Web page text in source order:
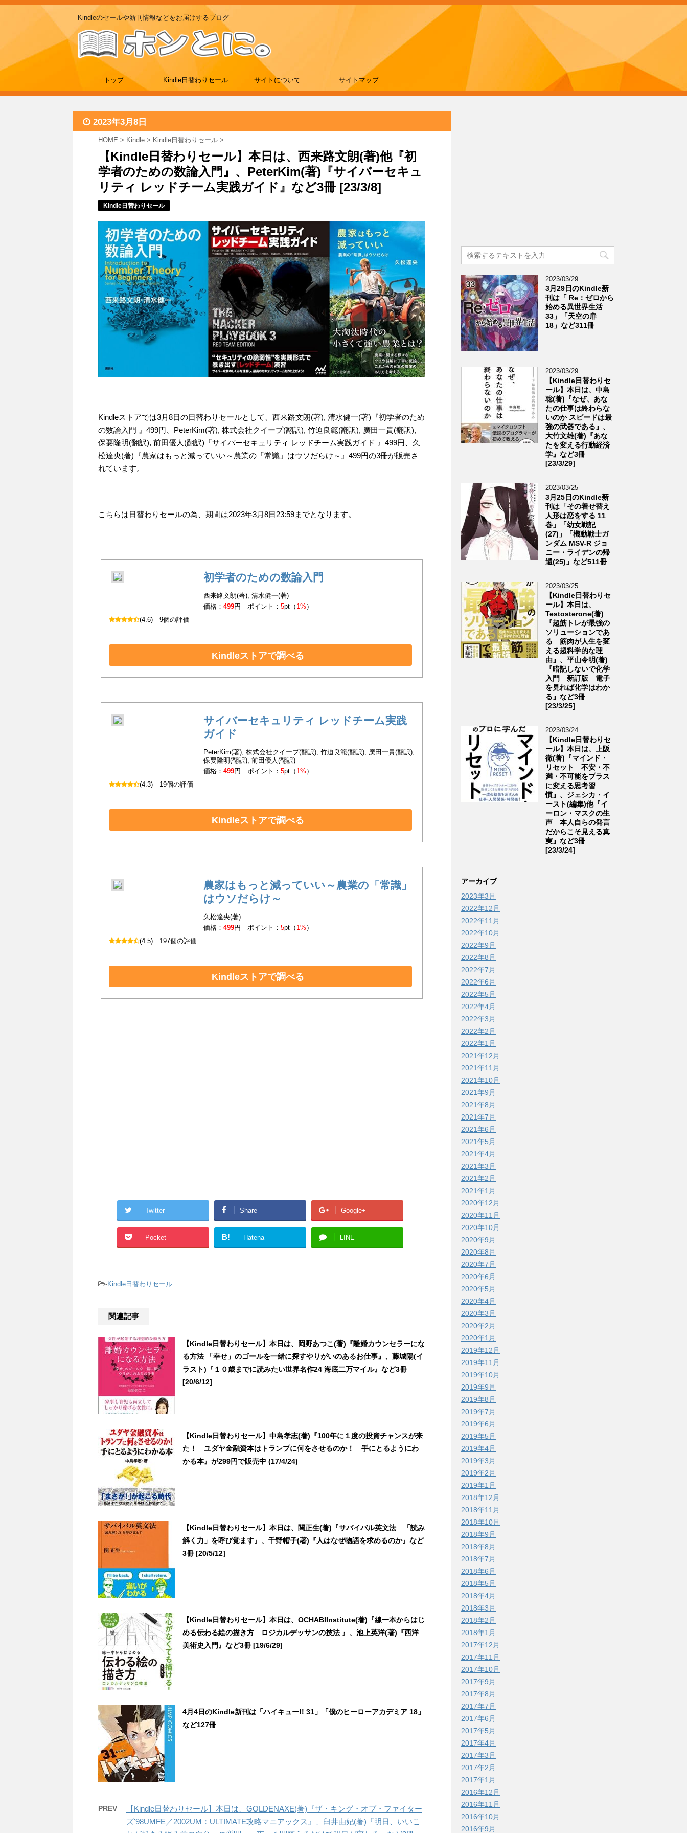
Kindleのセールや新刊情報などをお届けするブログ
トップ Kindle日替わりセール サイトについて サイトマップ
2023年3月8日
HOME > Kindle > Kindle日替わりセール >
【Kindle日替わりセール】本日は、西来路文朗(著)他『初
学者のための数論入門』、PeterKim(著)『サイバーセキュ
リティ レッドチーム実践ガイド』など3冊 [23/3/8]
Kindle日替わりセール
Kindleストアでは3月8日の日替わりセールとして、西来路文朗(著), 清水健一(著)『初学者のため
の数論入門 』499円、PeterKim(著), 株式会社クイープ(翻訳), 竹迫良範(翻訳), 廣田一貴(翻訳),
保要隆明(翻訳), 前田優人(翻訳)『サイバーセキュリティ レッドチーム実践ガイド 』499円、久
松達央(著)『農家はもっと減っていい～農業の「常識」はウソだらけ～』499円の3冊が販売さ
れています。
こちらは日替わりセールの為、期間は2023年3月8日23:59までとなります。
初学者のための数論入門
西来路文朗(著), 清水健一(著)
価格：499円 ポイント：5pt（ 1% ）
(4.6) 9個の評価
Kindleストアで調べる
サイバーセキュリティ レッドチーム実践
ガイド
PeterKim(著), 株式会社クイープ(翻訳), 竹迫良範(翻訳), 廣田一貴(翻訳),
保要隆明(翻訳), 前田優人(翻訳)
価格：499円 ポイント：5pt（ 1% ）
(4.3) 19個の評価
Kindleストアで調べる
農家はもっと減っていい～農業の「常識」
はウソだらけ～
久松達央(著)
価格：499円 ポイント：5pt（ 1% ）
(4.5) 197個の評価
Kindleストアで調べる
Twitter Share Google+
Pocket B! Hatena LINE
-Kindle日替わりセール
関連記事
【Kindle日替わりセール】本日は、岡野あつこ(著)『離婚カウンセラーにな
る方法 「幸せ」のゴールを一緒に探すやりがいのあるお仕事』、藤城陽(イ
ラスト)『１０歳までに読みたい世界名作24 海底二万マイル』など3冊
[20/6/12]
【Kindle日替わりセール】中島孝志(著)『100年に１度の投資チャンスが来
た！ ユダヤ金融資本はトランプに何をさせるのか！ 手にとるようにわ
かる本』が299円で販売中 (17/4/24)
【Kindle日替わりセール】本日は、関正生(著)『サバイバル英文法 「読み
解く力」を呼び覚ます』、千野帽子(著)『人はなぜ物語を求めるのか』など
3冊 [20/5/12]
【Kindle日替わりセール】本日は、OCHABIInstitute(著)『線一本からはじ
める伝わる絵の描き方 ロジカルデッサンの技法 』、池上英洋(著)『西洋
美術史入門』など3冊 [19/6/29]
4月4日のKindle新刊は「ハイキュー!! 31」「僕のヒーローアカデミア 18」
など127冊
PREV
【Kindle日替わりセール】本日は、GOLDENAXE(著)『ザ・キング・オブ・ファイター
ズ'98UMFE／2002UM：ULTIMATE攻略マニアックス』、臼井由妃(著)『明日、いいこ
2023/03/29
3月29日のKindle新
刊は「 Re：ゼロから
始める異世界生活
33」「天空の扉
18」など311冊
2023/03/29
【Kindle日替わりセ
ール】本日は、中島
聡(著)『なぜ、あな
たの仕事は終わらな
いのか スピードは最
強の武器である』、
大竹文雄(著)『あな
たを変える行動経済
学』など3冊
[23/3/29]
2023/03/25
3月25日のKindle新
刊は「その着せ替え
人形は恋をする 11
巻」「幼女戦記
(27)」「機動戦士ガ
ンダム MSV-R ジョ
ニー・ライデンの帰
還(25)」など511冊
2023/03/25
【Kindle日替わりセ
ール】本日は、
Testosterone(著)
『超筋トレが最強の
ソリューションであ
る 筋肉が人生を変
える超科学的な理
由』、平山令明(著)
『暗記しないで化学
入門 新訂版 電子
を見れば化学はわか
る』など3冊
[23/3/25]
2023/03/24
【Kindle日替わりセ
ール】本日は、上阪
徹(著)『マインド・
リセット 不安・不
満・不可能をプラス
に変える思考習
慣』、ジェシカ・イ
ースト(編集)他『イ
ーロン・マスクの生
声 本人自らの発言
だからこそ見える真
実』など3冊
[23/3/24]
アーカイブ
2023年3月
2022年12月
2022年11月
2022年10月
2022年9月
2022年8月
2022年7月
2022年6月
2022年5月
2022年4月
2022年3月
2022年2月
2022年1月
2021年12月
2021年11月
2021年10月
2021年9月
2021年8月
2021年7月
2021年6月
2021年5月
2021年4月
2021年3月
2021年2月
2021年1月
2020年12月
2020年11月
2020年10月
2020年9月
2020年8月
2020年7月
2020年6月
2020年5月
2020年4月
2020年3月
2020年2月
2020年1月
2019年12月
2019年11月
2019年10月
2019年9月
2019年8月
2019年7月
2019年6月
2019年5月
2019年4月
2019年3月
2019年2月
2019年1月
2018年12月
2018年11月
2018年10月
2018年9月
2018年8月
2018年7月
2018年6月
2018年5月
2018年4月
2018年3月
2018年2月
2018年1月
2017年12月
2017年11月
2017年10月
2017年9月
2017年8月
2017年7月
2017年6月
2017年5月
2017年4月
2017年3月
2017年2月
2017年1月
2016年12月
2016年11月
2016年10月
2016年9月